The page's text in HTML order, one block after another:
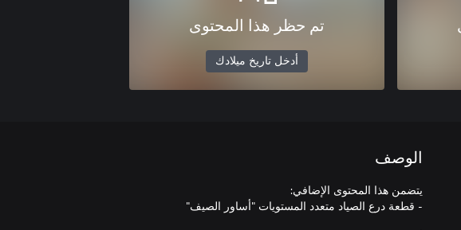
تم حظر هذا المحتوى
أدخل تاريخ ميلادك
الوصف